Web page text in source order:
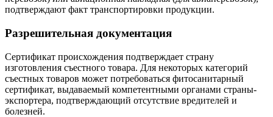
подтверждают факт транспортировки продукции.
Разрешительная документация
Сертификат происхождения подтверждает страну
изготовления съестного товара. Для некоторых категорий
съестных товаров может потребоваться фитосанитарный
сертификат, выдаваемый компетентными органами страны-
экспортера, подтверждающий отсутствие вредителей и
болезней.